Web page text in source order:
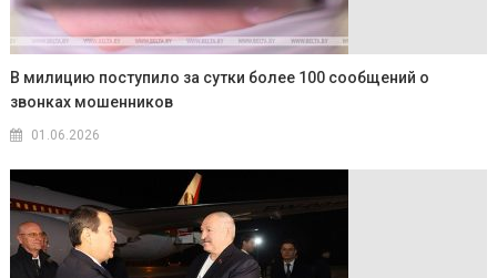
В милицию поступило за сутки более 100 сообщений о
звонках мошенников
01.06.2026